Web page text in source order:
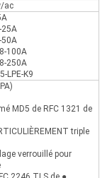
ac
25A
50A
100A
250A
LPE-K9
MD5 de RFC 1321 de
triple
verrouillé pour